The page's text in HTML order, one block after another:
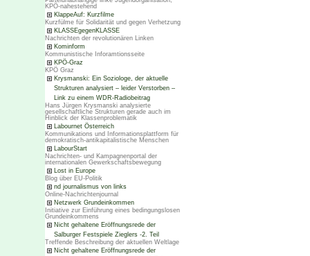
KPÖ-nahestehend
KlappeAuf: Kurzfilme
Kurzfülme für Solidarität und gegen Verhetzung
KLASSEgegenKLASSE
Nachrichten der revolutionären Linken
Kominform
Kommunistische Inforamtionsseite
KPÖ-Graz
KPÖ Graz
Krysmanski: Ein Soziologe, der aktuelle
Strukturen analysiert – leider Verstorben –
Link zu einem WDR-Radiobeitrag
Hans Jürgen Krysmanski analysierte
gesellschaftliche Strukturen gerade auch im
Hinblick der Klassenproblematik
Labournet Österreich
Kommunikations und Informationsplattform für
demokratisch-antikapitalistische Menschen
LabourStart
Nachrichten- und Kampagnenportal der
internationalen Gewerkschaftsbewegung
Lost in Europe
Blog über EU-Politik
nd journalismus von links
Online-Nachrichtenjournal
Netzwerk Grundeinkommen
Initiative zur Einführung eines bedingungslosen
Grundeinkommens
Nicht gehaltene Eröffnungsrede der
Salburger Festspiele Zieglers -2. Teil
Treffende Beschreibung der aktuellen Weltlage
Nicht gehaltene Eröffnungsrede der